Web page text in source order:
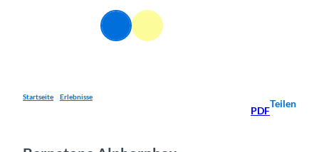
Suche Menü
Startseite Erlebnisse
PDF
Teilen